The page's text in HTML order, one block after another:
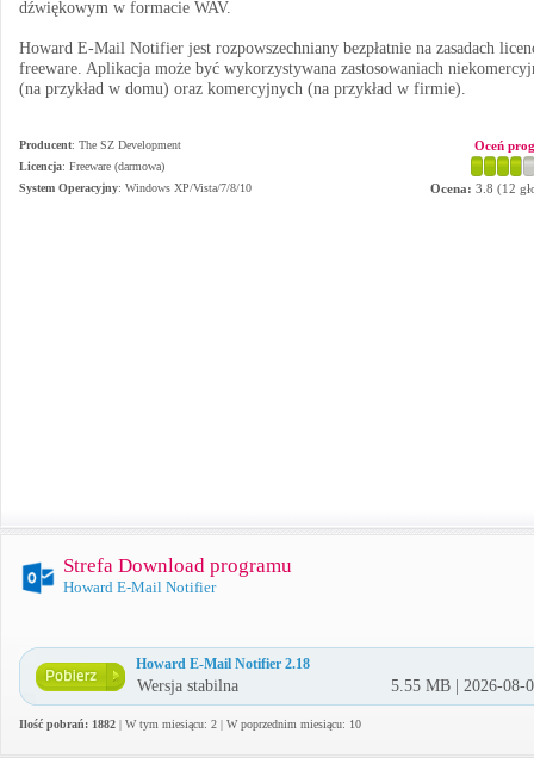
dźwiękowym w formacie WAV.
Howard E-Mail Notifier jest rozpowszechniany bezpłatnie na zasadach
freeware. Aplikacja może być wykorzystywana zastosowaniach
(na przykład w domu) oraz komercyjnych (na przykład w firmie).
Producent: The SZ Development
Licencja: Freeware (darmowa)
System Operacyjny: Windows XP/Vista/7/8/10
Oceń
Ocena: 3.8 (12
Strefa Download programu
Howard E-Mail Notifier
Howard E-Mail Notifier 2.18
Wersja stabilna 5.55 MB | 2026-08-
Ilość pobrań: 1882 | W tym miesiącu: 2 | W poprzednim miesiącu: 10